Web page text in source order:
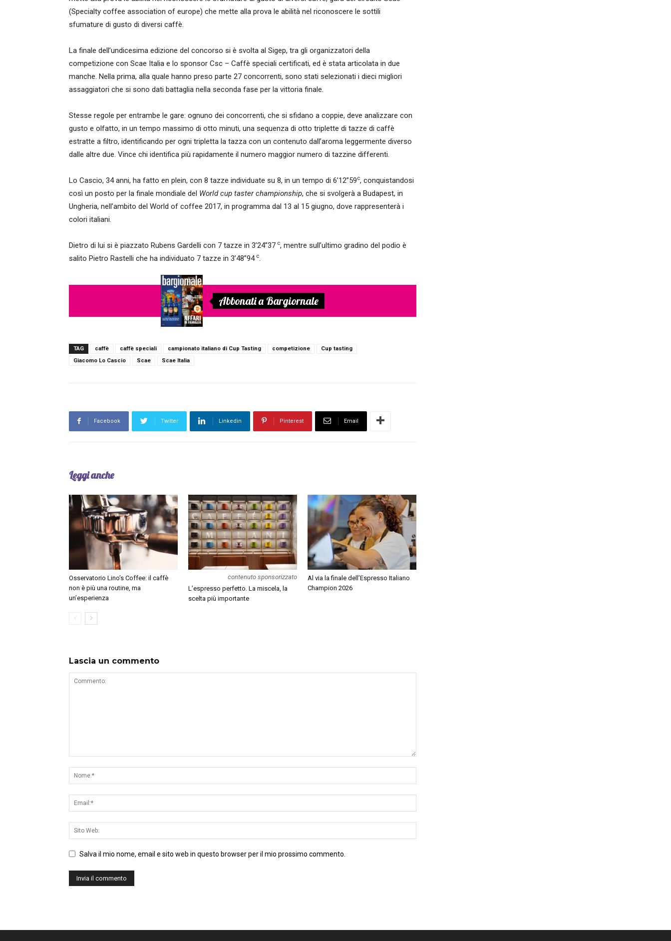
(Specialty coffee association of europe) che mette alla prova le abilità nel riconoscere le sottili
sfumature di gusto di diversi caffè.
La finale dell’undicesima edizione del concorso si è svolta al Sigep, tra gli organizzatori della
competizione con Scae Italia e lo sponsor Csc – Caffè speciali certificati, ed è stata articolata in due
manche. Nella prima, alla quale hanno preso parte 27 concorrenti, sono stati selezionati i dieci migliori
assaggiatori che si sono dati battaglia nella seconda fase per la vittoria finale.
Stesse regole per entrambe le gare: ognuno dei concorrenti, che si sfidano a coppie, deve analizzare con
gusto e olfatto, in un tempo massimo di otto minuti, una sequenza di otto triplette di tazze di caffè
estratte a filtro, identificando per ogni tripletta la tazza con un contenuto dall’aroma leggermente diverso
dalle altre due. Vince chi identifica più rapidamente il numero maggior numero di tazzine differenti.
Lo Cascio, 34 anni, ha fatto en plein, con 8 tazze individuate su 8, in un tempo di 6’12”59c, conquistandosi
così un posto per la finale mondiale del World cup taster championship, che si svolgerà a Budapest, in
Ungheria, nell’ambito del World of coffee 2017, in programma dal 13 al 15 giugno, dove rappresenterà i
colori italiani.
Dietro di lui si è piazzato Rubens Gardelli con 7 tazze in 3’24”37 c, mentre sull’ultimo gradino del podio è
salito Pietro Rastelli che ha individuato 7 tazze in 3’48”94 c.
Abbonati a Bargiornale
TAG caffè caffè speciali campionato italiano di Cup Tasting competizione
Cup tasting
Giacomo Lo Cascio
Scae Scae Italia
Facebook Twitter Linkedin Pinterest Email
Leggi anche
Osservatorio Lino’s Coffee: il caffè
non è più una routine, ma
un’esperienza
contenuto sponsorizzato
L’espresso perfetto. La miscela, la
scelta più importante
Al via la finale dell’Espresso Italiano
Champion 2026
Lascia un commento
Salva il mio nome, email e sito web in questo browser per il mio prossimo commento.